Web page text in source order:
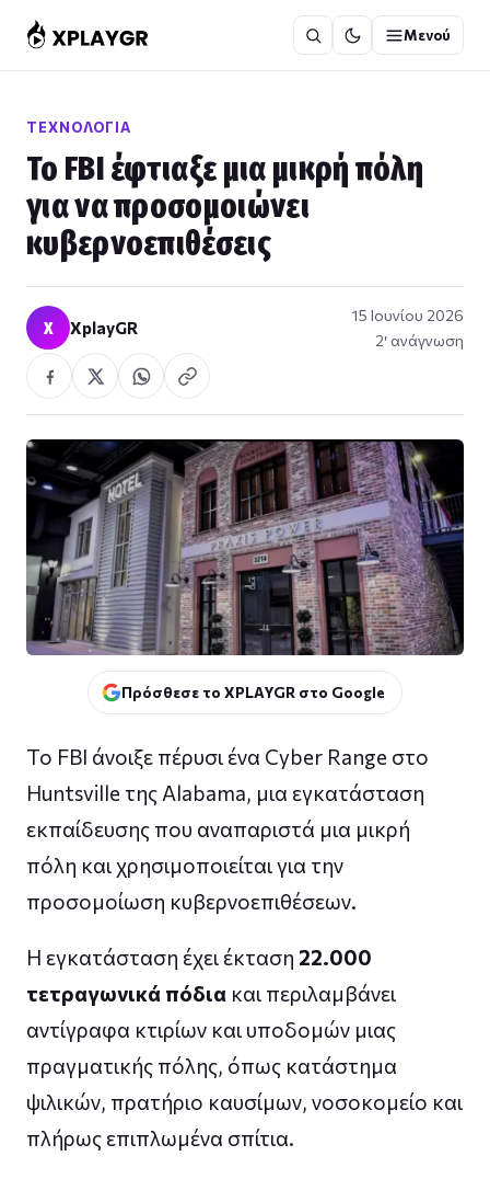
στο
περιεχόμενο
Μενού
ΤΕΧΝΟΛΟΓΊΑ
Το FBI έφτιαξε μια μικρή πόλη
για να προσομοιώνει
κυβερνοεπιθέσεις
X XplayGR
15 Ιουνίου 2026
2′ ανάγνωση
Πρόσθεσε το XPLAYGR στο Google
Το FBI άνοιξε πέρυσι ένα Cyber Range στο
Huntsville της Alabama, μια εγκατάσταση
εκπαίδευσης που αναπαριστά μια μικρή
πόλη και χρησιμοποιείται για την
προσομοίωση κυβερνοεπιθέσεων.
Η εγκατάσταση έχει έκταση 22.000
τετραγωνικά πόδια και περιλαμβάνει
αντίγραφα κτιρίων και υποδομών μιας
πραγματικής πόλης, όπως κατάστημα
ψιλικών, πρατήριο καυσίμων, νοσοκομείο και
πλήρως επιπλωμένα σπίτια.